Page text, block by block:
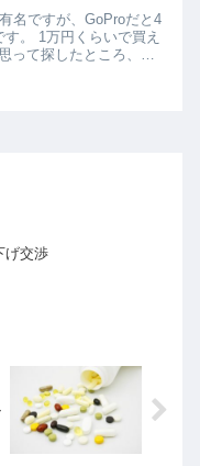
名ですが、GoProだと4
買え
って探したところ、結
げ交渉